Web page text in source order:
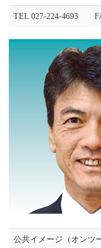
TEL 027-224-4693
公共イメージ（オンツ